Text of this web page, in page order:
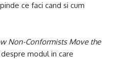
ce faci cand si cum
Non-Conformists Move the
modul in care